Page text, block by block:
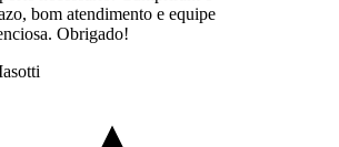
bom atendimento e equipe
Obrigado!